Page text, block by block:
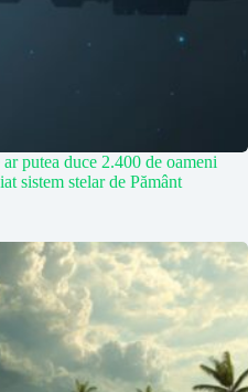
putea duce 2.400 de oameni
sistem stelar de Pământ